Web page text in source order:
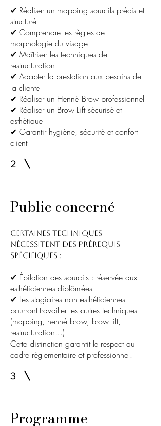
✔ Réaliser un mapping sourcils précis et
structuré
✔ Comprendre les règles de
morphologie du visage
✔ Maîtriser les techniques de
restructuration
✔ Adapter la prestation aux besoins de
la cliente
✔ Réaliser un Henné Brow professionnel
✔ Réaliser un Brow Lift sécurisé et
esthétique
✔ Garantir hygiène, sécurité et confort
client
2
Public concerné
Certaines techniques
nécessitent des prérequis
spécifiques :
✔ Épilation des sourcils : réservée aux
esthéticiennes diplômées
✔ Les stagiaires non esthéticiennes
pourront travailler les autres techniques
(mapping, henné brow, brow lift,
restructuration…)
Cette distinction garantit le respect du
cadre réglementaire et professionnel.
3
Programme